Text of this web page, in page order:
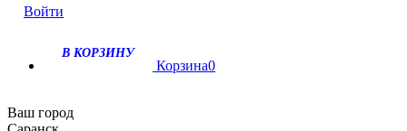
Войти
В КОРЗИНУ
Корзина0
Ваш город